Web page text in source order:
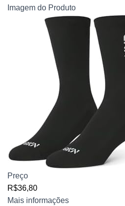
Imagem do Produto
Preço
R$36,80
Mais informações